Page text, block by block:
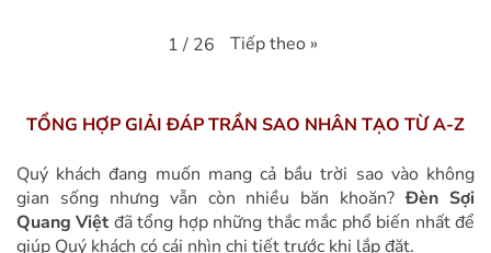
1 / 26 Tiếp theo »
TỔNG HỢP GIẢI ĐÁP TRẦN SAO NHÂN TẠO TỪ A-Z
Quý khách đang muốn mang cả bầu trời sao vào không
gian sống nhưng vẫn còn nhiều băn khoăn?Đèn Sợi
Quang Việt đã tổng hợp những thắc mắc phổ biến nhất để
giúp Quý khách có cái nhìn chi tiết trước khi lắp đặt.